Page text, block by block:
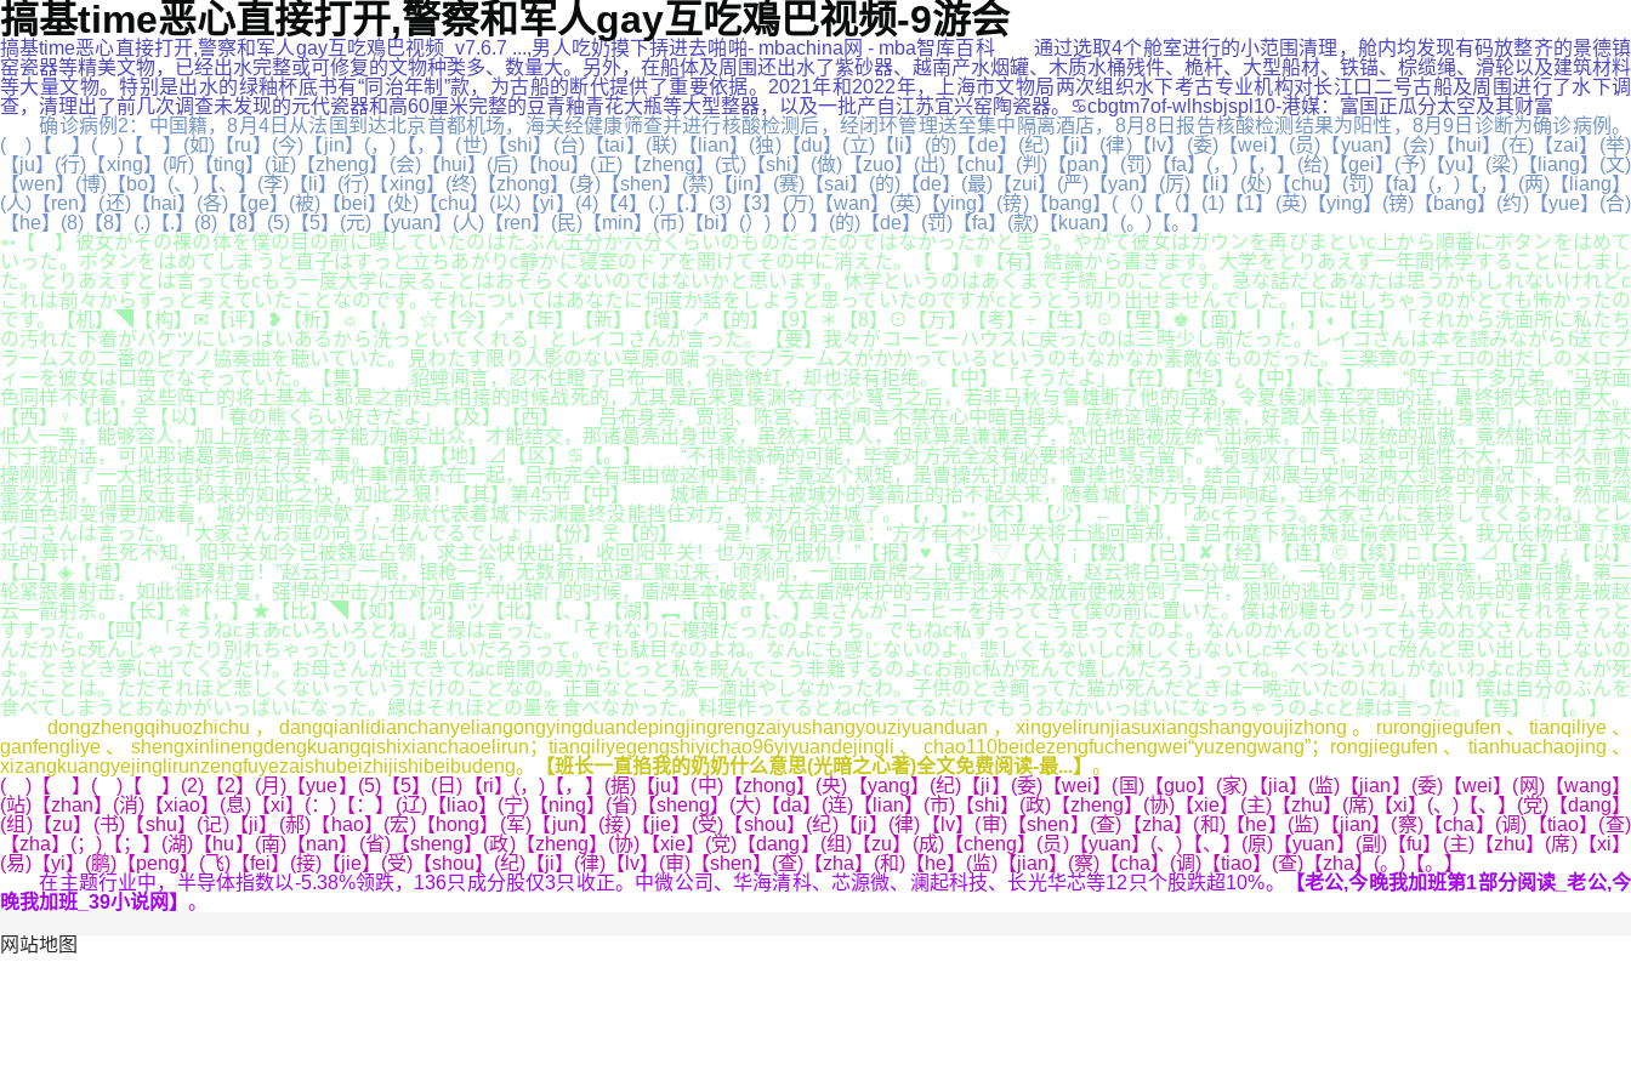
搞基time恶心直接打开,警察和军人gay互吃鳮巴视频-9游会
搞基time恶心直接打开,警察和军人gay互吃鳮巴视频_v7.6.7 ...,男人吃奶摸下挵进去啪啪- mbachina网 - mba智库百科 通过选取4个舱室进行的小范围清理，舱内均发现有码放整齐的景德镇
窑瓷器等精美文物，已经出水完整或可修复的文物种类多、数量大。另外，在船体及周围还出水了紫砂器、越南产水烟罐、木质水桶残件、桅杆、大型船材、铁锚、棕缆绳、滑轮以及建筑材料
等大量文物。特别是出水的绿釉杯底书有“同治年制”款，为古船的断代提供了重要依据。2021年和2022年，上海市文物局两次组织水下考古专业机构对长江口二号古船及周围进行了水下调
查，清理出了前几次调查未发现的元代瓷器和高60厘米完整的豆青釉青花大瓶等大型整器，以及一批产自江苏宜兴窑陶瓷器。♋cbgtm7of-wlhsbjspl10-港媒：富国正瓜分太空及其财富
确诊病例2：中国籍，8月4日从法国到达北京首都机场，海关经健康筛查并进行核酸检测后，经闭环管理送至集中隔离酒店，8月8日报告核酸检测结果为阳性，8月9日诊断为确诊病例。
( )【 】( )【 】(如)【ru】(今)【jin】(，)【，】(世)【shi】(台)【tai】(联)【lian】(独)【du】(立)【li】(的)【de】(纪)【ji】(律)【lv】(委)【wei】(员)【yuan】(会)【hui】(在)【zai】(举)
【ju】(行)【xing】(听)【ting】(证)【zheng】(会)【hui】(后)【hou】(正)【zheng】(式)【shi】(做)【zuo】(出)【chu】(判)【pan】(罚)【fa】(，)【，】(给)【gei】(予)【yu】(梁)【liang】(文)
【wen】(博)【bo】(、)【、】(李)【li】(行)【xing】(终)【zhong】(身)【shen】(禁)【jin】(赛)【sai】(的)【de】(最)【zui】(严)【yan】(厉)【li】(处)【chu】(罚)【fa】(，)【，】(两)【liang】
(人)【ren】(还)【hai】(各)【ge】(被)【bei】(处)【chu】(以)【yi】(4)【4】(.)【.】(3)【3】(万)【wan】(英)【ying】(镑)【bang】(（)【（】(1)【1】(英)【ying】(镑)【bang】(约)【yue】(合)
【he】(8)【8】(.)【.】(8)【8】(5)【5】(元)【yuan】(人)【ren】(民)【min】(币)【bi】(）)【）】(的)【de】(罚)【fa】(款)【kuan】(。)【。】
➳【 】彼女がその裸の体を僕の目の前に曝していたのはたぶん五分か六分くらいのものだったのではなかったかと思う。やがて彼女はガウンを再びまといc上から順番にボタンをはめて
いった。ボタンをはめてしまうと直子はすっと立ちあがりc静かに寝室のドアを開けてその中に消えた。【 】☤【有】結論から書きます。大学をとりあえず一年間休学することにしまし
た。とりあえずとは言ってもcもう一度大学に戻ることはおそらくないのではないかと思います。休学というのはあくまで手続上のことです。急な話だとあなたは思うかもしれないけれどc
これは前々からずっと考えていたことなのです。それについてはあなたに何度か話をしようと思っていたのですがcとうとう切り出せませんでした。口に出しちゃうのがとても怖かったの
です。【机】◥【构】✉【评】❥【析】☼【，】☆【今】↗【年】【新】【增】↗【的】【9】＊【8】⊙【万】【考】÷【生】☉【里】♚【面】┃【，】◐【主】「それから洗面所に私たち
の汚れた下着がバケツにいっぱいあるから洗っといてくれる」とレイコさんが言った。【要】我々がコーヒーハウスに戻ったのは三時少し前だった。レイコさんは本を読みながらf送でブ
ラームスの二番のピアノ協奏曲を聴いていた。見わたす限り人影のない草原の端っこでブラームスがかかっているというのもなかなか素敵なものだった。三楽章のチェロの出だしのメロデ
ィーを彼女は口笛でなぞっていた。【集】 貂蝉闻言，忍不住瞪了吕布一眼，俏脸微红，却也没有拒绝。【中】「そうだよ」【在】【华】¿【中】【、】 “阵亡五千多兄弟。”马铁面
色同样不好看，这些阵亡的将士基本上都是之前短兵相接的时候战死的，尤其是后来夏侯渊夺了不少弩弓之后，若非马秋与鲁雄断了他的后路，令夏侯渊率军突围的话，最终损失恐怕更大。
【西】♀【北】웃【以】「春の熊くらい好きだよ」【及】【西】 吕布身旁，贾诩、陈宫、沮授闻言不禁在心中暗自摇头，庞统这嘴皮子利索，好跟人争长短，徐庶出身寒门，在鹿门本就
低人一等，能够容人，加上庞统本身才学能力确实出众，才能结交，那诸葛亮出身世家，虽然未见其人，但就算是谦谦君子，恐怕也能被庞统气出病来，而且以庞统的孤傲，竟然能说出才学不
下于我的话，可见那诸葛亮确实有些本事。【南】【地】⊿【区】♋【。】 “不排除嫁祸的可能，毕竟对方完全没有必要将这把弩弓留下。”荀彧叹了口气，这种可能性不大，加上不久前曹
操刚刚请了一大批技击好手前往长安，两件事情联系在一起，吕布完全有理由做这种事情，毕竟这个规矩，是曹操先打破的，曹操也没想到，结合了邓展与史阿这两大剑客的情况下，吕布竟然
毫发无损，而且反击手段来的如此之快，如此之狠！【其】第45节【中】 城墙上的士兵被城外的弩箭压的抬不起头来，随着城门下方号角声响起，连绵不断的箭雨终于停歇下来，然而臧
霸面色却变得更加难看，城外的箭雨停歇了，那就代表着城下宗渊最终没能挡住对方，被对方杀进城了。【，】➳【不】【少】←【省】「あcそうそう。大家さんに挨拶してくるわね」とレ
イコさんは言った。「大家さんお庭の向うに住んでるでしょ」【份】웃【的】 “是！”杨伯躬身道：“方才有不少阳平关将士逃回南郑，言吕布麾下猛将魏延偷袭阳平关，我兄长杨任遭了魏
延的算计，生死不知，阳平关如今已被魏延占领，求主公快快出兵，收回阳平关！也为家兄报仇！”【报】♥【考】▽【人】¡【数】【已】✘【经】【连】©【续】□【三】⊿【年】¿【以】
【上】◈【增】 “连弩射击！”赵云扫了一眼，银枪一挥，无数箭雨迅速汇聚过来，顷刻间，一面面盾牌之上便插满了箭簇，赵云将白马营分做三轮，一轮射完弩中的箭簇，迅速后撤，第二
轮紧跟着射击，如此循环往复，强悍的冲击力在对方盾手冲出辕门的时候，盾牌基本破裂，失去盾牌保护的弓箭手还来不及放箭便被射倒了一片，狼狈的逃回了营地，那名领兵的曹将更是被赵
云一箭射杀。【长】✯【，】★【比】◥【如】【河】ツ【北】【、】【湖】︻【南】σ【、】奥さんがコーヒーを持ってきて僕の前に置いた。僕は砂糖もクリームも入れずにそれをそっと
すすった。【四】「そうねcまあcいろいろとね」と緑は言った。「それなりに複雑だったのよcうち。でもねc私ずっとこう思ってたのよ。なんのかんのといっても実のお父さんお母さんな
んだからc死んじゃったり別れちゃったりしたら悲しいだろうって。でも駄目なのよね。なんにも感じないのよ。悲しくもないしc淋しくもないしc辛くもないしc殆んど思い出しもしないの
よ。ときどき夢に出てくるだけ。お母さんが出てきてねc暗闇の奥からじっと私を睨んでこう非難するのよcお前c私が死んで嬉しんだろう」ってね。べつにうれしがないわよcお母さんが死
んだことは。ただそれほど悲しくないっていうだけのことなの。正直なところ涙一滴出やしなかったわ。子供のとき飼ってた猫が死んだときは一晩泣いたのにね」【川】僕は自分のぶんを
食べてしまうとおなかがいっぱいになった。緑はそれほどの量を食べなかった。料理作ってるとねc作ってるだけでもうおなかいっぱいになっちゃうのよcと緑は言った。【等】〖【。】
dongzhengqihuozhichu，dangqianlidianchanyeliangongyingduandepingjingrengzaiyushangyouziyuanduan，xingyelirunjiasuxiangshangyoujizhong。rurongjiegufen、tianqiliye、
ganfengliye、shengxinlinengdengkuangqishixianchaoelirun；tianqiliyegengshiyichao96yiyuandejingli、chao110beidezengfuchengwei“yuzengwang”；rongjiegufen、tianhuachaojing、
xizangkuangyejinglirunzengfuyezaishubeizhijishibeibudeng。
【班长一直掐我的奶奶什么意思(光暗之心著)全文免费阅读-最...】 。
( )【 】( )【 】(2)【2】(月)【yue】(5)【5】(日)【ri】(，)【，】(据)【ju】(中)【zhong】(央)【yang】(纪)【ji】(委)【wei】(国)【guo】(家)【jia】(监)【jian】(委)【wei】(网)【wang】
(站)【zhan】(消)【xiao】(息)【xi】(：)【：】(辽)【liao】(宁)【ning】(省)【sheng】(大)【da】(连)【lian】(市)【shi】(政)【zheng】(协)【xie】(主)【zhu】(席)【xi】(、)【、】(党)【dang】
(组)【zu】(书)【shu】(记)【ji】(郝)【hao】(宏)【hong】(军)【jun】(接)【jie】(受)【shou】(纪)【ji】(律)【lv】(审)【shen】(查)【zha】(和)【he】(监)【jian】(察)【cha】(调)【tiao】(查)
【zha】(；)【；】(湖)【hu】(南)【nan】(省)【sheng】(政)【zheng】(协)【xie】(党)【dang】(组)【zu】(成)【cheng】(员)【yuan】(、)【、】(原)【yuan】(副)【fu】(主)【zhu】(席)【xi】
(易)【yi】(鹏)【peng】(飞)【fei】(接)【jie】(受)【shou】(纪)【ji】(律)【lv】(审)【shen】(查)【zha】(和)【he】(监)【jian】(察)【cha】(调)【tiao】(查)【zha】(。)【。】
在主题行业中，半导体指数以-5.38%领跌，136只成分股仅3只收正。中微公司、华海清科、芯源微、澜起科技、长光华芯等12只个股跌超10%。
【老公,今晚我加班第1部分阅读_老公,今
晚我加班_39小说网】 。
网站地图